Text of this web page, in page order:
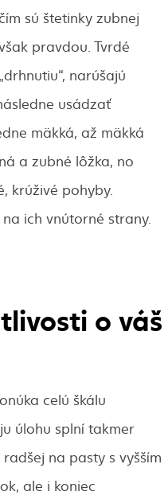
sú štetinky zubnej
pravdou. Tvrdé
narúšajú
usádzať
mäkká, až mäkká
a zubné lôžka, no
krúživé pohyby.
ich vnútorné strany.
o váš
celú škálu
úlohu splní takmer
na pasty s vyšším
ale i koniec